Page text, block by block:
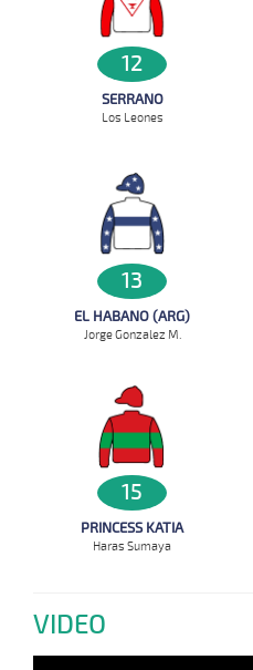
12
SERRANO
Los Leones
13
EL HABANO (ARG)
Jorge Gonzalez M.
15
PRINCESS KATIA
Haras Sumaya
VIDEO